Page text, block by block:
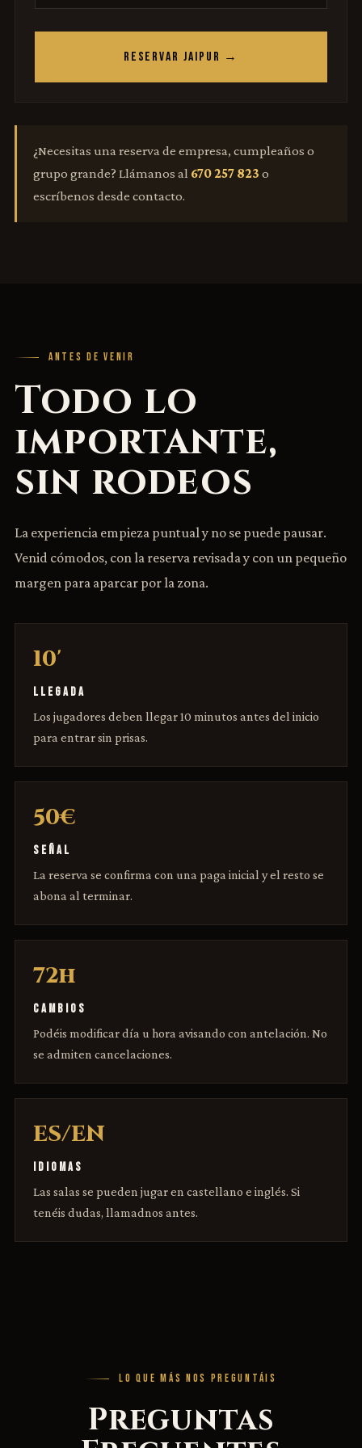
RESERVAR JAIPUR →
¿Necesitas una reserva de empresa, cumpleaños o
grupo grande? Llámanos al 670 257 823 o
escríbenos desde contacto.
ANTES DE VENIR
Todo lo
importante,
sin rodeos
La experiencia empieza puntual y no se puede pausar.
Venid cómodos, con la reserva revisada y con un pequeño
margen para aparcar por la zona.
10'
LLEGADA
Los jugadores deben llegar 10 minutos antes del inicio
para entrar sin prisas.
50€
SEÑAL
La reserva se confirma con una paga inicial y el resto se
abona al terminar.
72h
CAMBIOS
Podéis modificar día u hora avisando con antelación. No
se admiten cancelaciones.
ES/EN
IDIOMAS
Las salas se pueden jugar en castellano e inglés. Si
tenéis dudas, llamadnos antes.
LO QUE MÁS NOS PREGUNTÁIS
Preguntas